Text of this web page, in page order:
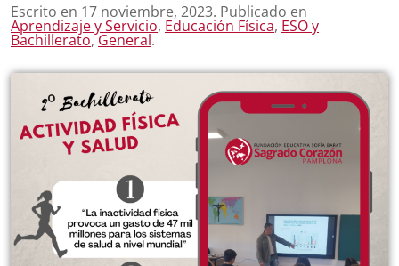
Escrito en 17 noviembre, 2023. Publicado en
Aprendizaje y Servicio, Educación Física, ESO y
Bachillerato,General.